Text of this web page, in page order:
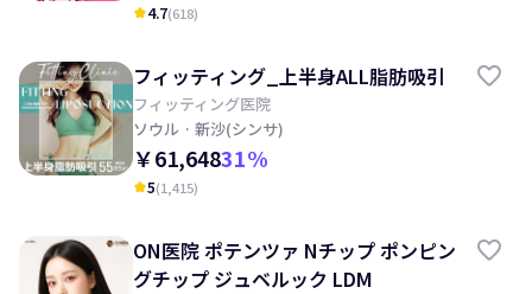
kid_star4.7(618)
フィッティング_上半身ALL脂肪吸引
フィッティング医院
ソウル · 新沙(シンサ)
￥61,64831%
kid_star5(1,415)
ON医院 ポテンツァ Nチップ ポンピン
グチップ ジュベルック LDM